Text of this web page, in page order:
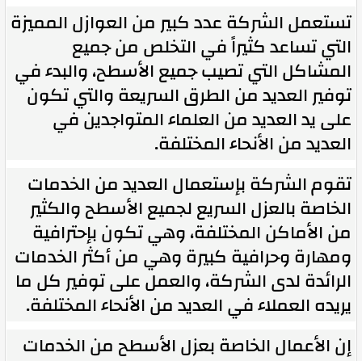
تستعمل الشركة عدد كبير من العوازل المميزة
التي تساعد كثيراً في التخلص من جميع
المشاكل التي تصيب جميع الأسطح، والبدء في
توفير العديد من الطرق السريعة والتي تكون
على يد العديد من العلماء المتواجدين في
العديد من الأنحاء المختلفة.
تقوم الشركة بإستعمال العديد من الخدمات
الخاصة بالعزل السريع لجميع الأسطح والكثير
من الأماكن المختلفة، وهي تكون بإحترافية
ومهارة وحرافية كبيرة وهي من أكثر الخدمات
الرائدة لدى الشركة، والعمل على توفير كل ما
يريده العملاء في العديد من الأنحاء المختلفة.
إن الأعمال الخاصة بعزل الأسطح من الخدمات